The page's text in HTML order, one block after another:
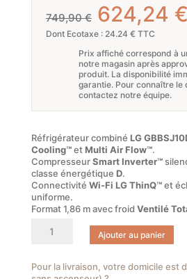
749,90€ Le
prix
initial
était :
749,90
624,24 €
Dont Ecotaxe : 24.24 € TTC
Prix affiché correspond à
notre magasin après
produit. La disponibilité
garantie. Pour connaître le
contactez notre équipe.
Réfrigérateur combiné LG
Cooling™etMulti Air Flow™.
CompresseurSmart Inverter™
classe énergétique D.
Connectivité Wi-Fi LG ThinQ™et
uniforme.
Format 1,86 m avec froid Ventilé
GBBSJ10DSW
Ajouter au panier
Pour la livraison, votre domicile est